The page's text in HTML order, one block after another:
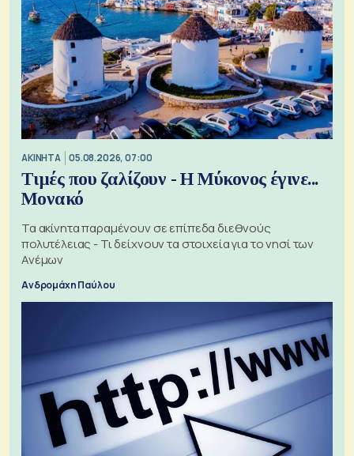
ΑΚΙΝΗΤΑ 05.08.2026, 07:00
Τιμές που ζαλίζουν - Η Μύκονος έγινε...
Μονακό
Τα ακίνητα παραμένουν σε επίπεδα διεθνούς
πολυτέλειας - Τι δείχνουν τα στοιχεία για το νησί των
Ανέμων
Ανδρομάχη Παύλου